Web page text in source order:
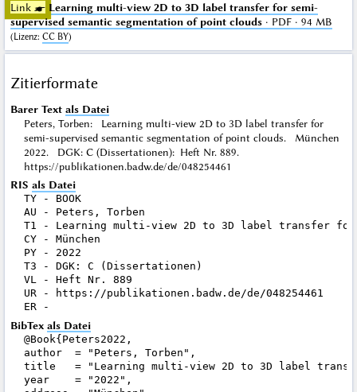
Link ☛ Learning multi-view 2D to 3D label transfer for semi-
supervised semantic segmentation of point clouds· PDF · 94 MB
(Lizenz: CC BY)
Zitierformate
Barer Text als Datei
Peters, Torben: Learning multi-view 2D to 3D label transfer for
semi-supervised semantic segmentation of point clouds. München
2022. DGK: C (Dissertationen): Heft Nr. 889.
https://publikationen.badw.de/de/048254461
RIS als Datei
TY - BOOK
AU - Peters, Torben
T1 - Learning multi-view 2D to 3D label transfer for
CY - München
PY - 2022
T3 - DGK: C (Dissertationen)
VL - Heft Nr. 889
UR - https://publikationen.badw.de/de/048254461
BibTex als Datei
@Book{Peters2022,
author  = "Peters, Torben",
title   = "Learning multi-view 2D to 3D label
year    = "2022",